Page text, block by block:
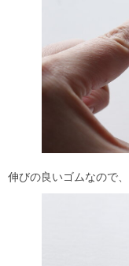
伸びの良いゴムなので